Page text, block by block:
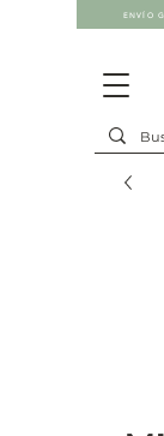
ENVÍO